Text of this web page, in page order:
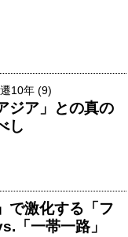
10年 (9)
ジア」との真の
し
で激化する「フ
「一帯一路」